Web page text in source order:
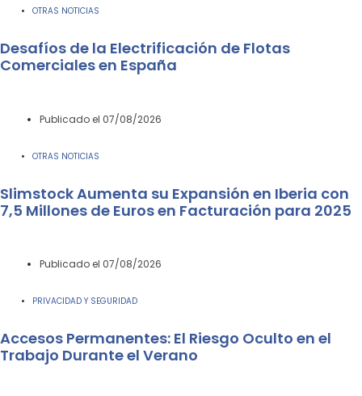
OTRAS NOTICIAS
Desafíos de la Electrificación de Flotas
Comerciales en España
Publicado el 07/08/2026
OTRAS NOTICIAS
Slimstock Aumenta su Expansión en Iberia con
7,5 Millones de Euros en Facturación para 2025
Publicado el 07/08/2026
PRIVACIDAD Y SEGURIDAD
Accesos Permanentes: El Riesgo Oculto en el
Trabajo Durante el Verano